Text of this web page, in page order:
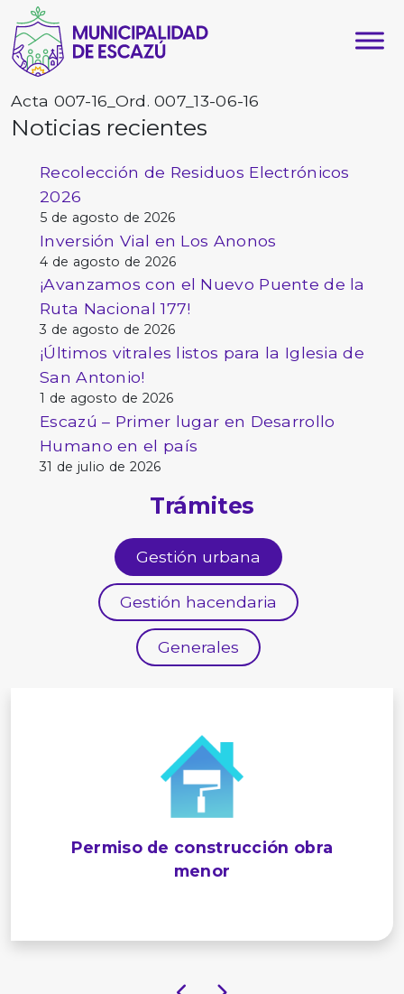
Acta 007-16_Ord. 007_13-06-16
Noticias recientes
Recolección de Residuos Electrónicos
2026
5 de agosto de 2026
Inversión Vial en Los Anonos
4 de agosto de 2026
¡Avanzamos con el Nuevo Puente de la
Ruta Nacional 177!
3 de agosto de 2026
¡Últimos vitrales listos para la Iglesia de
San Antonio!
1 de agosto de 2026
Escazú – Primer lugar en Desarrollo
Humano en el país
31 de julio de 2026
Trámites
Gestión urbana
Gestión hacendaria
Generales
Permiso de construcción obra
menor